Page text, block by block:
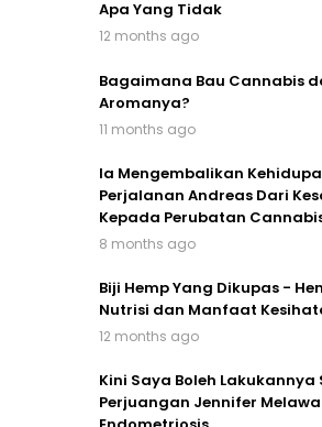
Apa Yang Tidak
12 months ago
Bagaimana Bau Cannabis
Aromanya?
11 months ago
Ia Mengembalikan
Perjalanan Andreas Dari
Kepada Perubatan
8 months ago
Biji Hemp Yang Dikupas -
Nutrisi dan Manfaat
12 months ago
Kini Saya Boleh Lakukannya
Perjuangan Jennifer